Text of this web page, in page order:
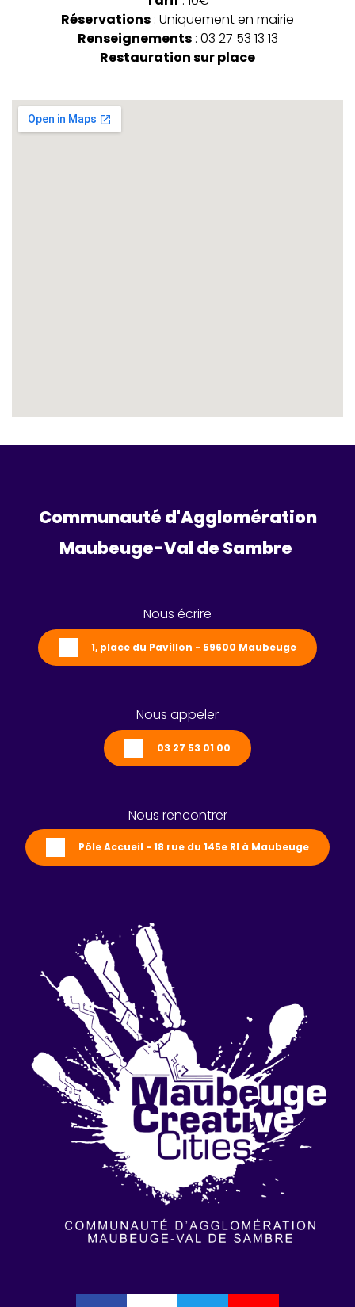
Réservations : Uniquement en mairie
Renseignements: 03 27 53 13 13
Restauration sur place
Communauté d'Agglomération
Maubeuge-Val de Sambre
Nous écrire
1, place du Pavillon - 59600 Maubeuge
Nous appeler
03 27 53 01 00
Nous rencontrer
Pôle Accueil - 18 rue du 145e RI à Maubeuge